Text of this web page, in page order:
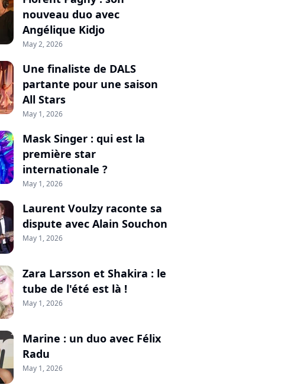
nouveau duo avec
Angélique Kidjo
May 2, 2026
Une finaliste de DALS
partante pour une saison
All Stars
May 1, 2026
Mask Singer : qui est la
première star
internationale ?
May 1, 2026
Laurent Voulzy raconte sa
dispute avec Alain Souchon
May 1, 2026
Zara Larsson et Shakira : le
tube de l'été est là !
May 1, 2026
Marine : un duo avec Félix
Radu
May 1, 2026